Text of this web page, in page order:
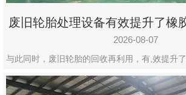
设
有
废旧轮胎处理设备有效提升了橡
用率
2026-08-07
与此同时，废旧轮胎的回收再利用，有,效提升